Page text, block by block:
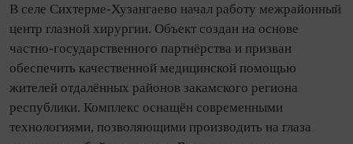
В селе Сихтерме-Хузангаево начал работу межрайонный
центр глазной хирургии. Объект создан на основе
частно-государственного партнёрства и призван
обеспечить качественной медицинской помощью
жителей отдалённых районов закамского региона
республики. Комплекс оснащён современными
технологиями, позволяющими производить на глаза